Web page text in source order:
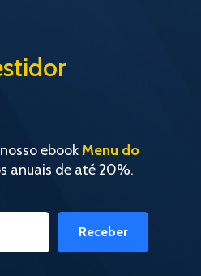
ebookMenu do
anuais de até 20%.
Receber